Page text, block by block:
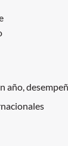
año,